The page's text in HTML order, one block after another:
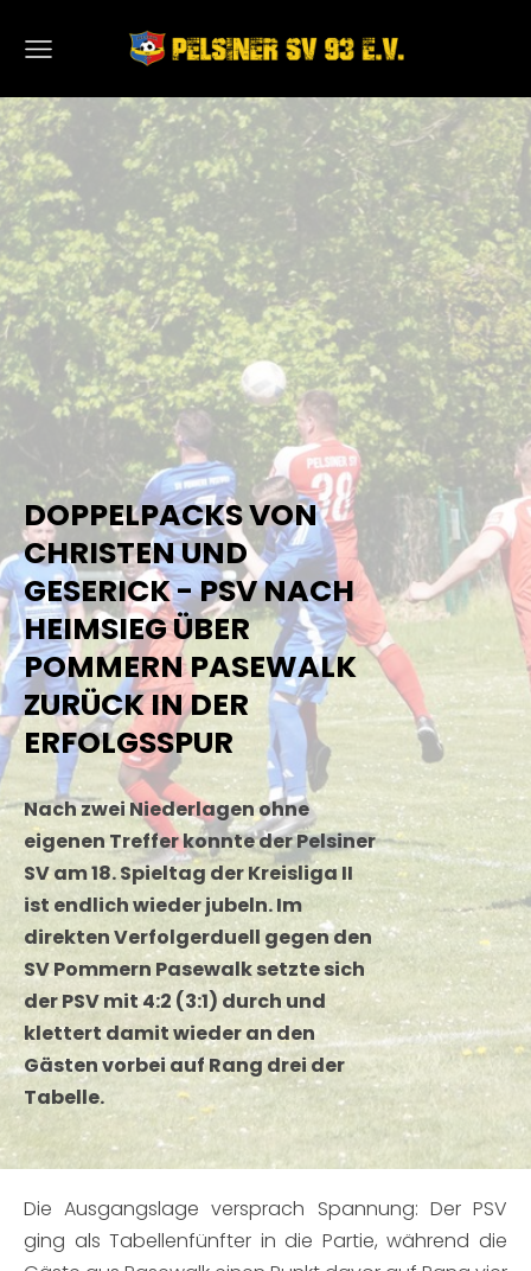
DOPPELPACKS VON
CHRISTEN UND
GESERICK - PSV NACH
HEIMSIEG ÜBER
POMMERN PASEWALK
ZURÜCK IN DER
ERFOLGSSPUR
Nach zwei Niederlagen ohne
eigenen Treffer konnte der Pelsiner
SV am 18. Spieltag der Kreisliga II
ist endlich wieder jubeln. Im
direkten Verfolgerduell gegen den
SV Pommern Pasewalk setzte sich
der PSV mit 4:2 (3:1) durch und
klettert damit wieder an den
Gästen vorbei auf Rang drei der
Tabelle.
Die Ausgangslage versprach Spannung: Der PSV
ging als Tabellenfünfter in die Partie, während die